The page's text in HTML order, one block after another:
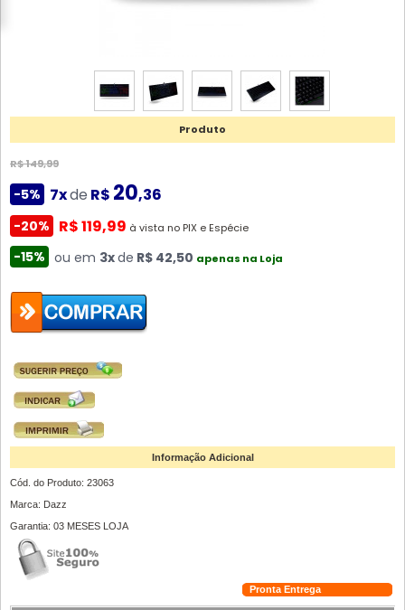
Produto
R$ 149,99
-5% 7xde R$ 20,36
-20% R$ 119,99 à vista no PIX e Espécie
-15% ou em 3xde R$ 42,50 apenas na Loja
Informação Adicional
Cód. do Produto: 23063
Marca: Dazz
Garantia: 03 MESES LOJA
Pronta Entrega